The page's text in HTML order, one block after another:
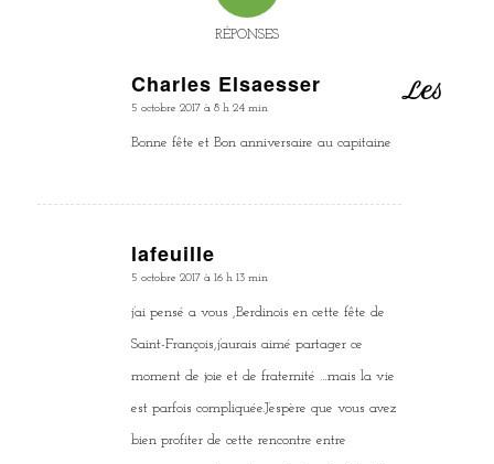
RÉPONSES
Charles Elsaesser
dit
5 octobre 2017 à 8 h 24 min
Bonne fête et Bon anniversaire au capitaine
lafeuille
dit
5 octobre 2017 à 16 h 13 min
j’ai pensé a vous ,Berdinois en cette fête de
Saint-François,j’aurais aimé partager ce
moment de joie et de fraternité …mais la vie
est parfois compliquée.J’espère que vous avez
bien profiter de cette rencontre entre
Les